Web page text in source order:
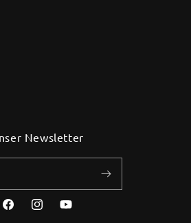
Newsletter
FacebookInstagramYouTube